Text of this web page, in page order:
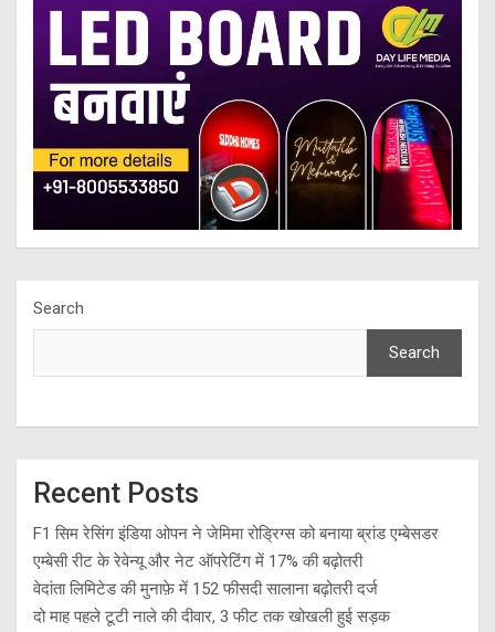
Search
Search
Recent Posts
F1 सिम रेसिंग इंडिया ओपन ने जेमिमा रोड्रिग्स को बनाया ब्रांड एम्बेसडर
एम्बेसी रीट के रेवेन्यू और नेट ऑपरेटिंग में 17% की बढ़ोतरी
वेदांता लिमिटेड की मुनाफ़े में 152 फीसदी सालाना बढ़ोतरी दर्ज
दो माह पहले टूटी नाले की दीवार, 3 फीट तक खोखली हुई सड़क